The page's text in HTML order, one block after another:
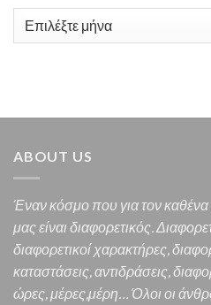
Ιστορικό
ABOUT US
Έναν κόσμο που για τον καθένα
μας είναι διαφορετικός.
διαφορετικοί χαρακτήρες,
καταστάσεις, αντιδράσεις,
ώρες, μέρες,μέρη… Όλοι οι